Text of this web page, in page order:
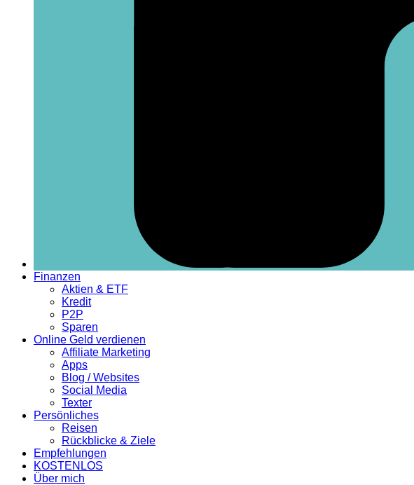
Finanzen
Aktien & ETF
Kredit
P2P
Sparen
Online Geld verdienen
Affiliate Marketing
Apps
Blog / Websites
Social Media
Texter
Persönliches
Reisen
Rückblicke & Ziele
Empfehlungen
KOSTENLOS
Über mich